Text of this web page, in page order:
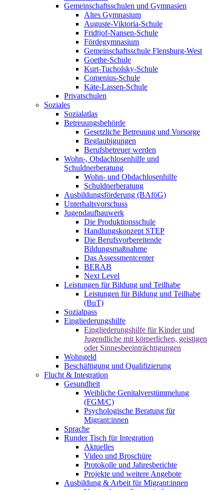
Gemeinschaftsschulen und Gymnasien
Altes Gymnasium
Auguste-Viktoria-Schule
Fridtjof-Nansen-Schule
Fördegymnasium
Gemeinschaftsschule Flensburg-West
Goethe-Schule
Kurt-Tucholsky-Schule
Comenius-Schule
Käte-Lassen-Schule
Privatschulen
Soziales
Sozialatlas
Betreuungsbehörde
Gesetzliche Betreuung und Vorsorge
Beglaubigungen
Berufsbetreuer werden
Wohn-, Obdachlosenhilfe und
Schuldnerberatung
Wohn- und Obdachlosenhilfe
Schuldnerberatung
Ausbildungsförderung (BAföG)
Unterhaltsvorschuss
Jugendaufbauwerk
Die Produktionsschule
Handlungskonzept STEP
Die Berufsvorbereitende
Bildungsmaßnahme
Das Assessmentcenter
BERAB
Next Level
Leistungen für Bildung und Teilhabe
Leistungen für Bildung und Teilhabe
(BuT)
Sozialpass
Eingliederungshilfe
Eingliederungshilfe für Kinder und
Jugendliche mit körperlichen, geistigen
oder Sinnesbeeinträchtigungen
Wohngeld
Beschäftigung und Qualifizierung
Flucht & Integration
Gesundheit
Weibliche Genitalverstümmelung
(FGM/C)
Psychologische Beratung für
Migrant:innen
Sprache
Runder Tisch für Integration
Aktuelles
Video und Broschüre
Protokolle und Jahresberichte
Projekte und weitere Angebote
Ausbildung & Arbeit für Migrant:innen